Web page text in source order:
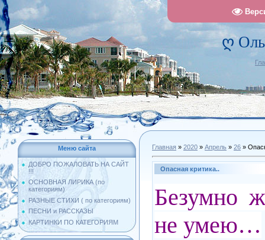
ღ
Меню сайта
ДОБРО ПОЖАЛОВАТЬ НА САЙТ
!!!
ОСНОВНАЯ ЛИРИКА (по
категориям)
РАЗНЫЕ СТИХИ ( по категориям)
ПЕСНИ и РАССКАЗЫ
КАРТИНКИ ПО КАТЕГОРИЯМ
Главная » 2020 » Апрель » 26 »
Опасная критика..
Безумно
не умею…